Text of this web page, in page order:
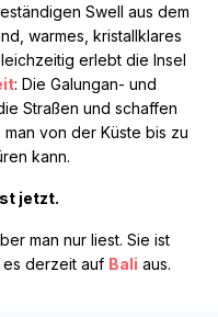
Swell aus dem
warmes, kristallklares
erlebt die Insel
: Die Galungan- und
Straßen und schaffen
von der Küste bis zu
kann.
jetzt.
man nur liest. Sie ist
es derzeit auf Bali aus.